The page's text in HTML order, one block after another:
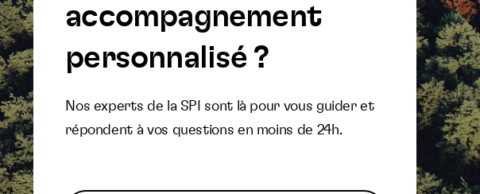
accompagnement
personnalisé ?
Nos experts de la SPI sont là pour vous guider et
répondent à vos questions en moins de 24h.